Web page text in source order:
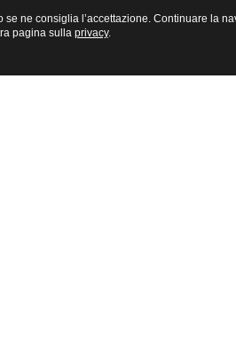
ne consiglia l’accettazione. Continuare la
pagina sulla privacy.